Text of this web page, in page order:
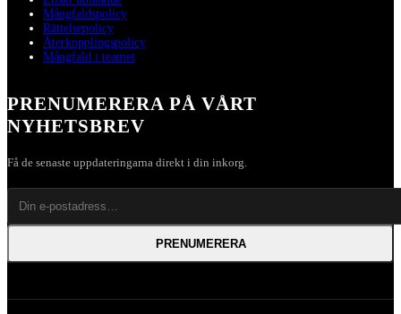
Mångfaldspolicy
Rättelsepolicy
Återkopplingspolicy
Mångfald i teamet
PRENUMERERA PÅ VÅRT
NYHETSBREV
Få de senaste uppdateringarna direkt i din inkorg.
PRENUMERERA